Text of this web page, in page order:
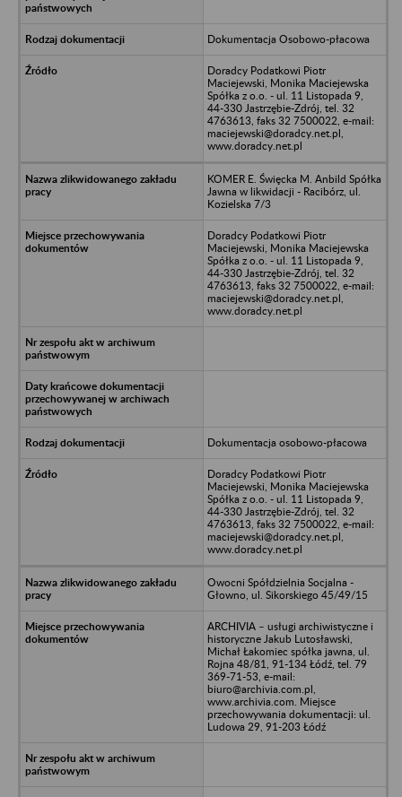
Dokumentacja Osobowo-płacowa
Doradcy Podatkowi Piotr
Maciejewski, Monika Maciejewska
Spółka z o.o. - ul. 11 Listopada 9,
44-330 Jastrzębie-Zdrój, tel. 32
4763613, faks 32 7500022, e-mail:
maciejewski@doradcy.net.pl,
www.doradcy.net.pl
KOMER E. Święcka M. Anbild Spółka
Jawna w likwidacji - Racibórz, ul.
Kozielska 7/3
Doradcy Podatkowi Piotr
Maciejewski, Monika Maciejewska
Spółka z o.o. - ul. 11 Listopada 9,
44-330 Jastrzębie-Zdrój, tel. 32
4763613, faks 32 7500022, e-mail:
maciejewski@doradcy.net.pl,
www.doradcy.net.pl
Dokumentacja osobowo-płacowa
Doradcy Podatkowi Piotr
Maciejewski, Monika Maciejewska
Spółka z o.o. - ul. 11 Listopada 9,
44-330 Jastrzębie-Zdrój, tel. 32
4763613, faks 32 7500022, e-mail:
maciejewski@doradcy.net.pl,
www.doradcy.net.pl
Owocni Spółdzielnia Socjalna -
Głowno, ul. Sikorskiego 45/49/15
ARCHIVIA – usługi archiwistyczne i
historyczne Jakub Lutosławski,
Michał Łakomiec spółka jawna, ul.
Rojna 48/81, 91-134 Łódź, tel. 79
369-71-53, e-mail:
biuro@archivia.com.pl,
www.archivia.com. Miejsce
przechowywania dokumentacji: ul.
Ludowa 29, 91-203 Łódź